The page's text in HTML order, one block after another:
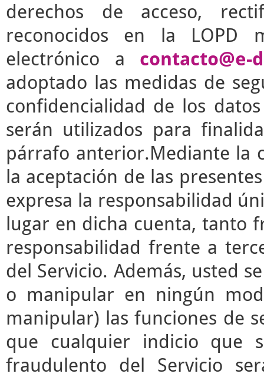
derechos de acceso,
reconocidos en la LOPD
electrónico a contacto@e-
adoptado las medidas de
confidencialidad de los
serán utilizados para
párrafo anterior.Mediante la
la aceptación de las
expresa la responsabilidad
lugar en dicha cuenta, tanto
responsabilidad frente a
del Servicio. Además, usted
o manipular en ningún
manipular) las funciones de
que cualquier indicio que
fraudulento del Servicio